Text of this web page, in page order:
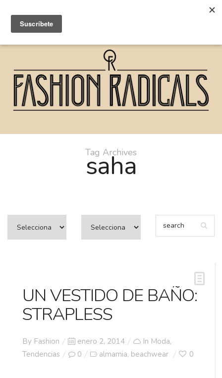
Tag Archives
saha
UN VESTIDO DE BAÑO:
STRAPLESS
By Fashion
Posted
on
enero 2, 2014 In Moda,
Tendencias
0 almamia, beachwear 0